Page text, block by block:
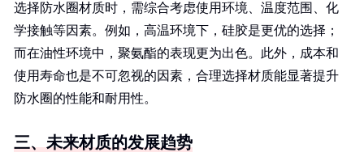
选择防水圈材质时，需综合考虑使用环境、温度范围、化
学接触等因素。例如，高温环境下，硅胶是更优的选择；
而在油性环境中，聚氨酯的表现更为出色。此外，成本和
使用寿命也是不可忽视的因素，合理选择材质能显著提升
防水圈的性能和耐用性。
三、未来材质的发展趋势